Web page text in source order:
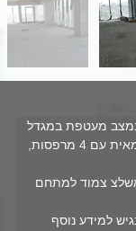
מעטפת במגדל
ב.ס.ר ראשונים, קומה עצמאית עם 4 מרפסות,
צמוד למתחם
למידע נוסף